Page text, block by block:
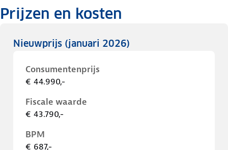
Prijzen en kosten
Nieuwprijs (januari 2026)
Consumentenprijs
€ 44.990,-
Fiscale waarde
€ 43.790,-
BPM
€ 687,-